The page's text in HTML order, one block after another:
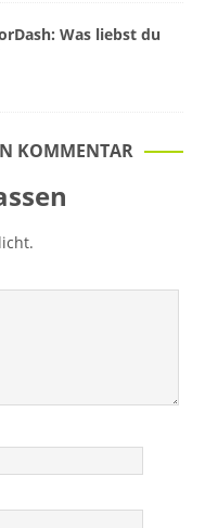
Was liebst du
KOMMENTAR